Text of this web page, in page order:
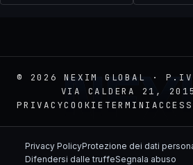
© 2026 NEXIM GLOBAL ·
VIA CALDERA 21,
PRIVACYCOOKIE TERMINI
Privacy PolicyProtezione dei dati
Difendersi dalle truffeSegnala abuso